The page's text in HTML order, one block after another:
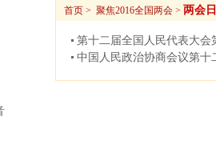
首页 > 聚焦2016全国两会 > 两会
第十二届全国人民代表大会
中国人民政治协商会议第十